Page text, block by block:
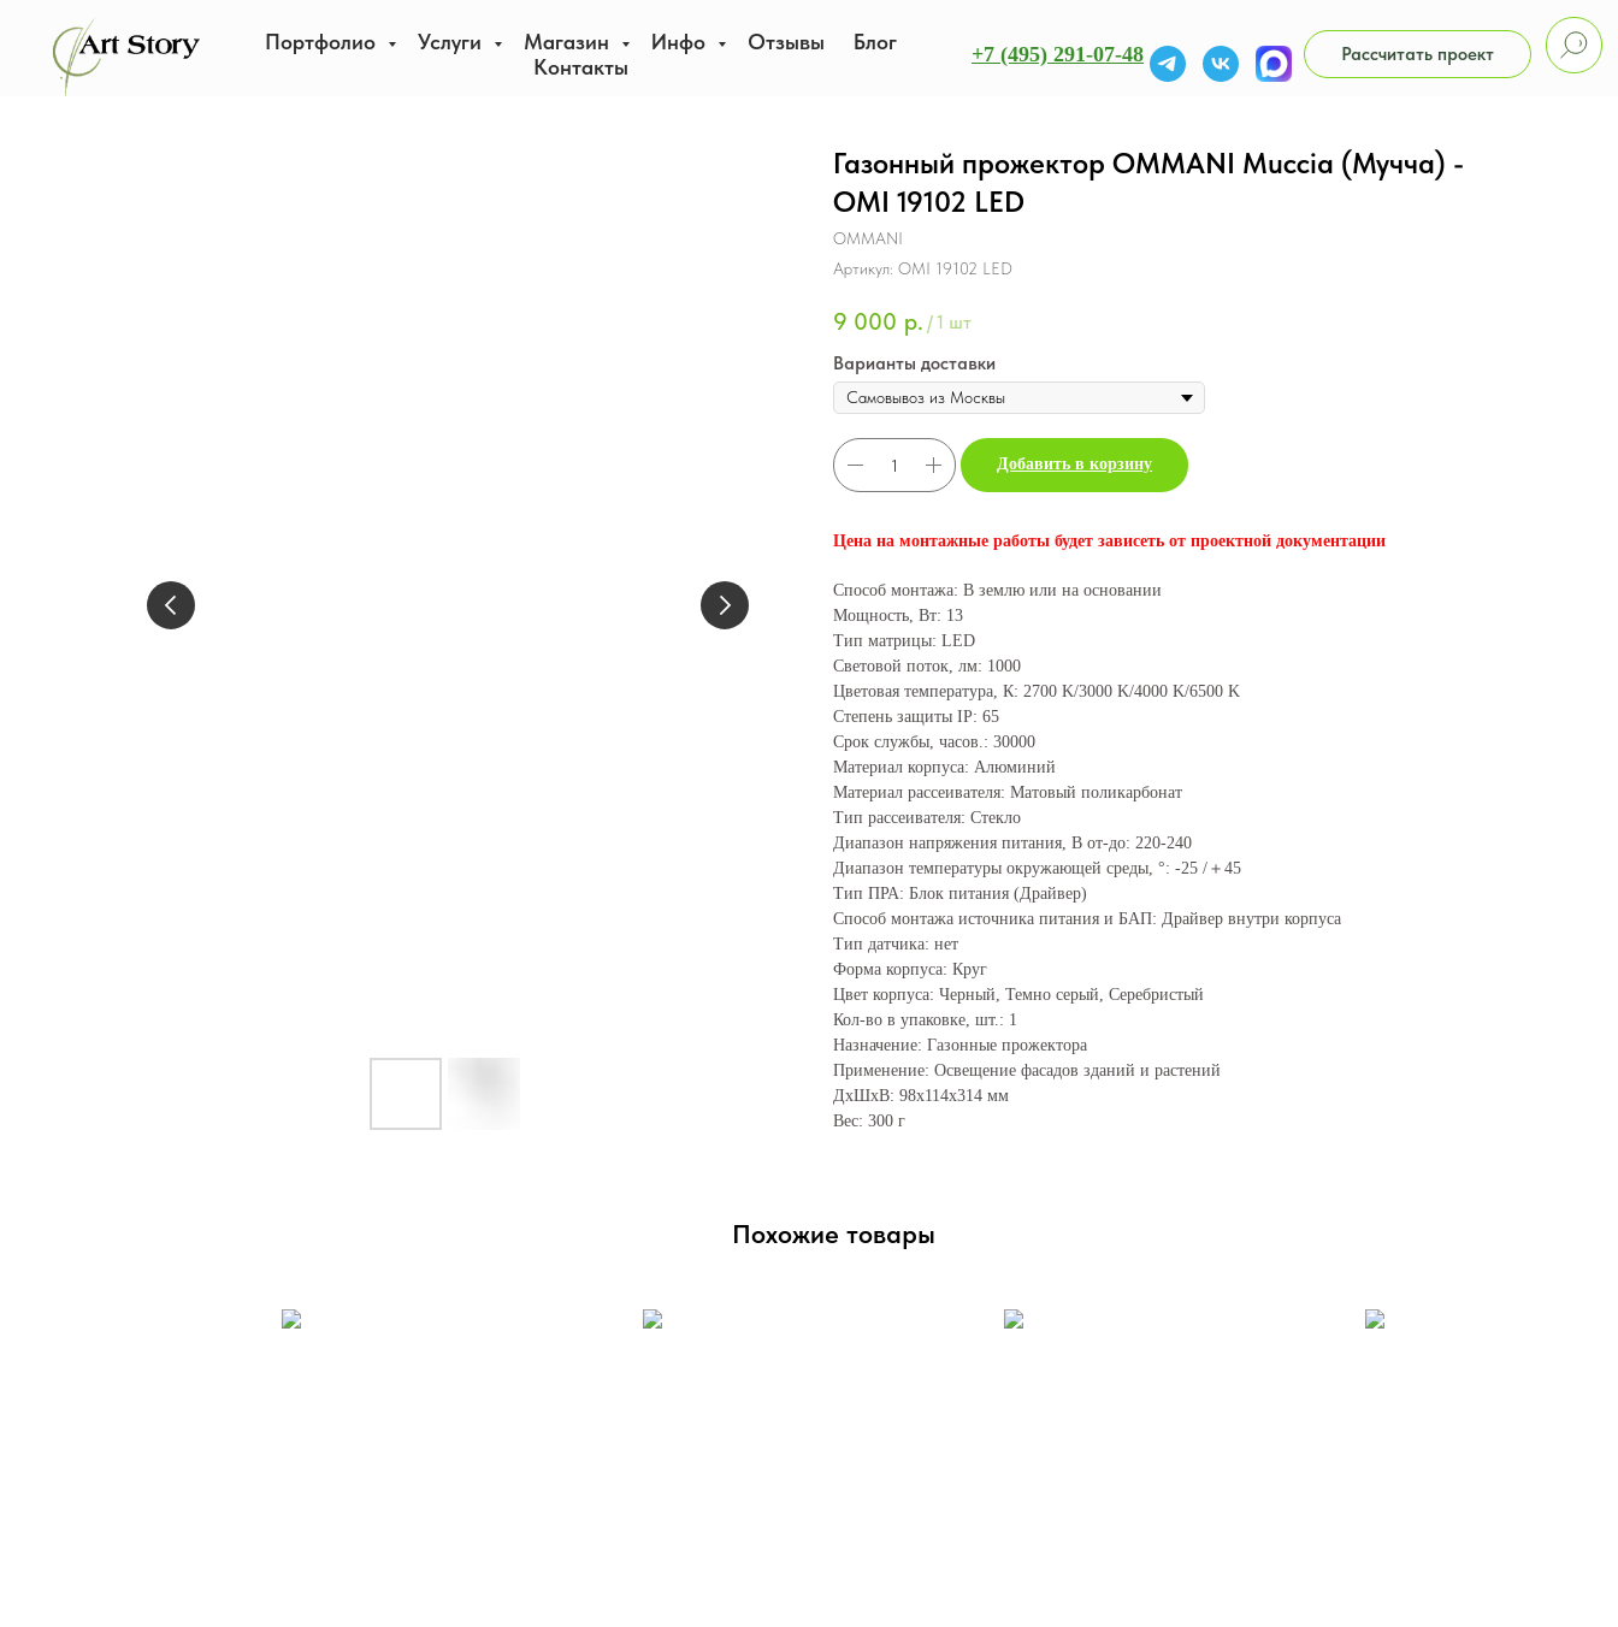
Портфолио Услуги Магазин Инфо Отзывы
Блог
Контакты
+7 (495) 291-07-48 Рассчитать проект
Газонный прожектор OMMANI Muccia (Мучча) -
OMI 19102 LED
OMMANI
Артикул: OMI 19102 LED
9 000 р. /1 шт
Варианты доставки
Добавить в корзину
Цена на монтажные работы будет зависеть от проектной документации
Способ монтажа: В землю или на основании
Мощность, Вт: 13
Тип матрицы: LED
Световой поток, лм: 1000
Цветовая температура, К: 2700 K/3000 K/4000 K/6500 K
Степень защиты IP: 65
Срок службы, часов.: 30000
Материал корпуса: Алюминий
Материал рассеивателя: Матовый поликарбонат
Тип рассеивателя: Стекло
Диапазон напряжения питания, В от-до: 220-240
Диапазон температуры окружающей среды, °: -25 /＋45
Тип ПРА: Блок питания (Драйвер)
Способ монтажа источника питания и БАП: Драйвер внутри корпуса
Тип датчика: нет
Форма корпуса: Круг
Цвет корпуса: Черный, Темно серый, Серебристый
Кол-во в упаковке, шт.: 1
Назначение: Газонные прожектора
Применение: Освещение фасадов зданий и растений
ДxШxВ: 98x114x314 мм
Вес: 300 г
Похожие товары